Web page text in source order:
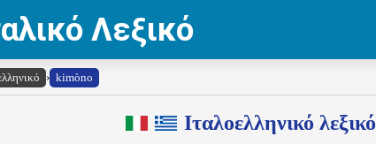
Λεξικό
› kimòno
Ιταλοελληνικό λεξικό